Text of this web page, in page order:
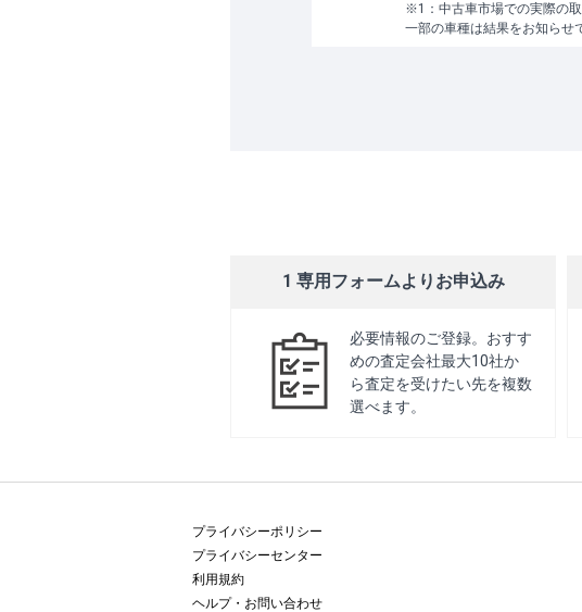
※1：中古車市場での実際の
一部の車種は結果をお知らせ
1 専用フォームよりお申込み
必要情報のご登録。おすす
めの査定会社最大10社か
ら査定を受けたい先を複数
選べます。
プライバシーポリシー
プライバシーセンター
利用規約
ヘルプ・お問い合わせ